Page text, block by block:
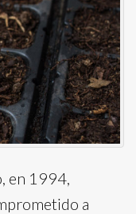
en 1994,
a